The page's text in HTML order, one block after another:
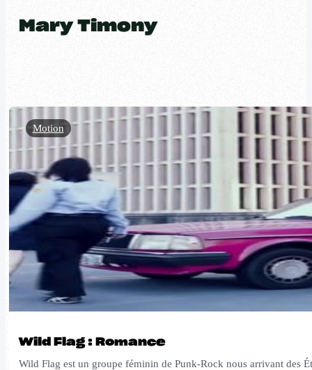
Mary Timony
Wild Flag : Romance
Wild Flag est un groupe féminin de Punk-Rock nous arrivant des
Motion